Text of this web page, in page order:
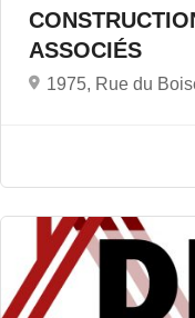
ASSOCIÉS
1975, Rue du